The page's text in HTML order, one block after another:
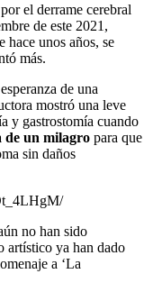
el derrame cerebral
de este 2021,
hace unos años, se
más.
de una
mostró una leve
y gastrostomía cuando
de un milagro para que
sin daños
no han sido
artístico ya han dado
a ‘La